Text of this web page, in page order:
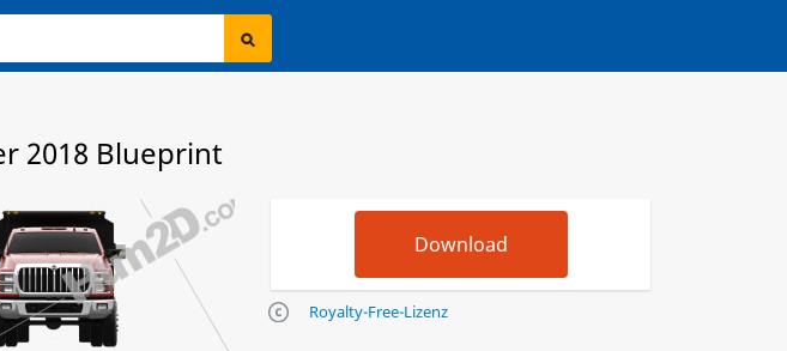
2018 Blueprint
Royalty-Free-Lizenz